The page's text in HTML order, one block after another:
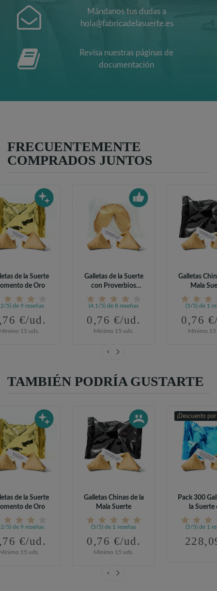
Mándanos tus dudas a
hola@fabricadelasuerte.es
Revisa nuestras páginas de
documentación
FRECUENTEMENTE
COMPRADOS JUNTOS
de la Suerte
de Oro
5) de 9 reseñas
€/ud.
15 uds.
Galletas de la Suerte
con Proverbios
Generales
(4,1/5) de 8 reseñas
0,76 €/ud.
Mínimo 15 uds.
Galletas
Mala
(5/5) de 1
0,76
Mínimo 15
TAMBIÉN PODRÍA GUSTARTE
de la Suerte
de Oro
5) de 9 reseñas
€/ud.
15 uds.
Galletas Chinas de la
Mala Suerte
(5/5) de 1 reseñas
0,76 €/ud.
Mínimo 15 uds.
¡Descuento
Pack 300
la Suerte
(5/5) de 1